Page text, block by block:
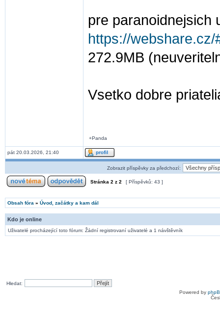
pre paranoidnejsich
https://
272.9MB
Vsetko dobre
+Panda
pát 20.03.2026, 21:40
Zobrazit příspěvky za předchozí:
Stránka 2 z 2 [ Příspěvků: 43 ]
Obsah fóra » Úvod, začátky a kam dál
Kdo je online
Uživatelé procházející toto fórum: Žádní registrovaní uživatelé a 1 návštěvník
Hledat:
Powered by